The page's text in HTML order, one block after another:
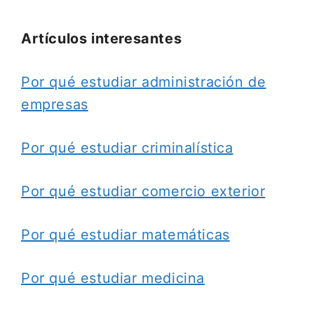
Artículos interesantes
Por qué estudiar administración de
empresas
Por qué estudiar criminalística
Por qué estudiar comercio exterior
Por qué estudiar matemáticas
Por qué estudiar medicina